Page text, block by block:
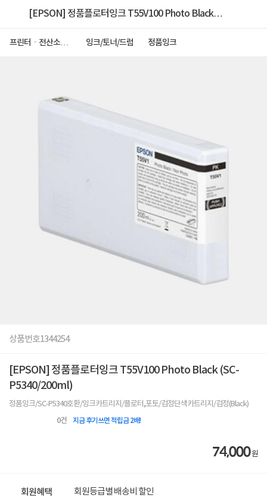
[EPSON] 정품플로터잉크 T55V100 Photo Black
프린터ㆍ전산소모
잉크/토너/드럼 정품잉크
상품번호1344254
[EPSON] 정품플로터잉크 T55V100 Photo Black (SC-
P5340/200ml)
정품잉크/SC-P5340호환/잉크카트리지/플로터,포토/검정단색카트리지/검정(Black)
0건 지금 후기쓰면 적립금 2배!
74,000원
회원혜택 회원등급별 배송비 할인